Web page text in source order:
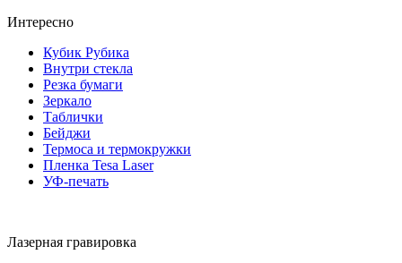
Интересно
Кубик Рубика
Внутри стекла
Резка бумаги
Зеркало
Таблички
Бейджи
Термоса и термокружки
Пленка Tesa Laser
УФ-печать
Лазерная гравировка